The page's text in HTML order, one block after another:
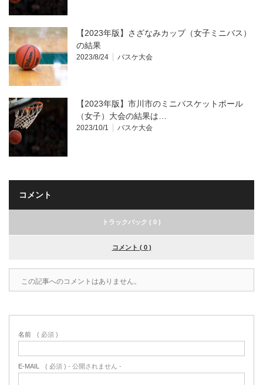
【2023年版】さざなみカップ（女子ミニバス）
の結果
2023/8/24 バスケ大会
【2023年版】市川市のミニバスケットボール
（女子）大会の結果は…
2023/10/1 バスケ大会
コメント
トラックバック ( 0 )
コメント ( 0 )
この記事へのコメントはありません。
名前 ( 必須 )
E-MAIL ( 必須 ) - 公開されません -